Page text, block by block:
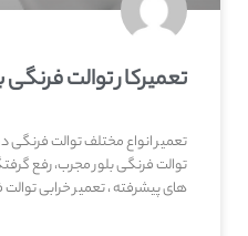
تعمیرکار توالت
تعمیر انواع مختلف توالت فرنگی
توالت فرنگی بلور مجرب، رفع
های پیشرفته ، تعمیر خرابی